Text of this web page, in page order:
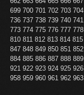
699 700 701 702 703 704
736 737 738 739 740 741
773 774 775 776 777 778
810 811 812 813 814 815
847 848 849 850 851 852
884 885 886 887 888 889
921 922 923 924 925 926
958 959 960 961 962 963